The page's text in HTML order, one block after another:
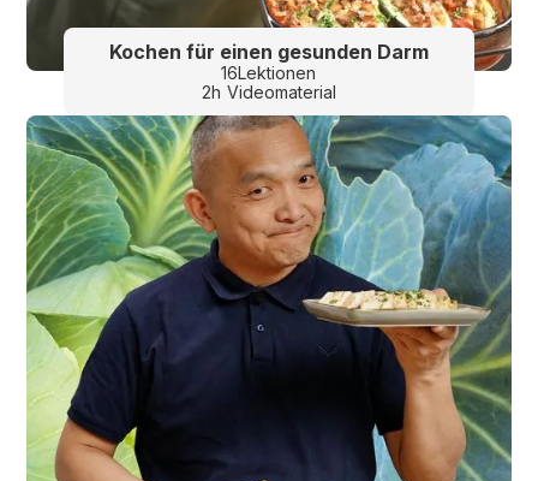
Kochen für einen gesunden Darm
16Lektionen
2h Videomaterial